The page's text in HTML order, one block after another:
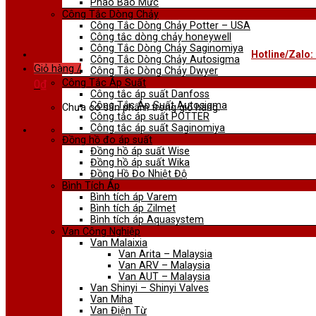
Hotline/Zalo:
Giỏ hàng /
0₫
Chưa có sản phẩm trong giỏ hàng.
Phao Báo Mức
Công Tắc Dòng Chảy
Công Tắc Dòng Chảy Potter – USA
Công tắc dòng chảy honeywell
Công Tắc Dòng Chảy Saginomiya
Công Tắc Dòng Chảy Autosigma
Công Tắc Dòng Chảy Dwyer
Công Tắc Áp Suất
Công tắc áp suất Danfoss
Công Tắc Áp Suất Autosigma
Công tắc áp suất POTTER
Công tắc áp suất Saginomiya
Đồng hồ đo áp suất
Đồng hồ áp suất Wise
Đồng hồ áp suất Wika
Đồng Hồ Đo Nhiệt Độ
Bình Tích Áp
Bình tích áp Varem
Bình tích áp Zilmet
Bình tích áp Aquasystem
Van Công Nghiệp
Van Malaixia
Van Arita – Malaysia
Van ARV – Malaysia
Van AUT – Malaysia
Van Shinyi – Shinyi Valves
Van Miha
Van Điện Từ